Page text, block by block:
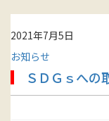
2021年7月5日
お知らせ
ＳＤＧｓへの